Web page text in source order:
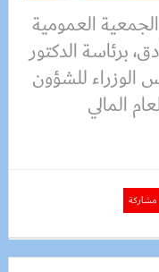
العمومية
برئاسة الدكتور
للشؤون
المالي
مشاركة